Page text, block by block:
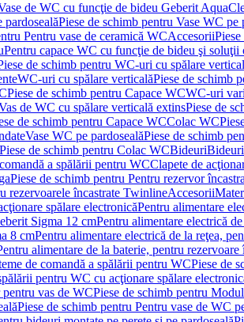
de WC cu funcţie de bideu Geberit
pardosealăPiese de schimb pentru Vase WC pe
Pentru vase de ceramică WCAccesorii
Pentru capace WC cu funcţie de bideu şi soluţii
de schimb pentru WC-uri cu spălare
WC-uri cu spălare verticalăPiese de schimb
Piese de schimb pentru Capace WCWC-uri
de WC cu spălare verticală extinsPiese de
de schimb pentru Capace WCColac WC
Vase WC pe pardosealăPiese de schimb
Piese de schimb pentru Colac WCBideuri
a spălării pentru WCClapete de
Piese de schimb pentru Pentru rezervor
rezervoarele încastrate TwinlineAccesorii
spălare electronicăPentru alimentare
Sigma 12 cmPentru alimentare electrică
8 cmPentru alimentare electrică de la reţea,
alimentare de la baterie, pentru
de comandă a spălării pentru WCPiese de
pentru WC cu acţionare spălare
vas de WCPiese de schimb pentru
Piese de schimb pentru Pentru vase de WC